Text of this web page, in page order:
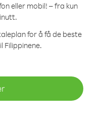
eller mobil! – fra kun
for å få de beste
Filippinene.